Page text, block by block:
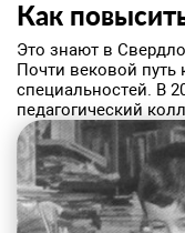
Как
Это знают в
Почти вековой путь
специальностей. В
педагогический